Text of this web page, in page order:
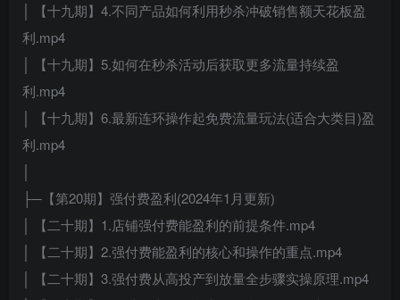
│ 【十九期】4.不同产品如何利用秒杀冲破销售额天花板盈
利.mp4
│ 【十九期】5.如何在秒杀活动后获取更多流量持续盈
利.mp4
│ 【十九期】6.最新连环操作起免费流量玩法(适合大类目)盈
利.mp4
├─【第20期】强付费盈利(2024年1月更新)
│ 【二十期】1.店铺强付费能盈利的前提条件.mp4
│ 【二十期】2.强付费能盈利的核心和操作的重点.mp4
│ 【二十期】3.强付费从高投产到放量全步骤实操原理.mp4